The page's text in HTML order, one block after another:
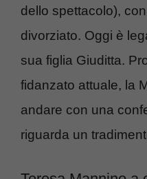
dello spettacolo),
divorziato. Oggi è
sua figlia Giuditta.
fidanzato attuale, la
andare con una
riguarda un